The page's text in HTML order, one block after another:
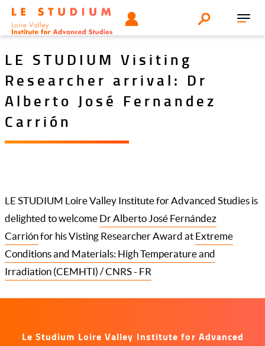
Aller
contenu
Tools
menu
UTILISATEUR Search
LE STUDIUM Visiting
Researcher arrival: Dr
Alberto José Fernandez
Carrión
LE STUDIUM Loire Valley Institute for Advanced Studies is
delighted to welcome Dr Alberto José Fernández
Carriónfor his Visting Researcher Award at Extreme
Conditions and Materials: High Temperature and
Irradiation (CEMHTI) / CNRS - FR
Le Studium Loire Valley Institute for Advanced